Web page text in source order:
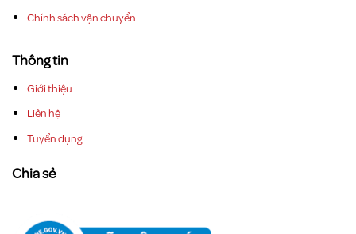
Chính sách vận chuyển
Thông tin
Giới thiệu
Liên hệ
Tuyển dụng
Chia sẻ